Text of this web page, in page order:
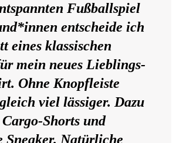
Fußballspiel
entscheide ich
eines klassischen
mein neues Lieblings-
Ohne Knopfleiste
viel lässiger. Dazu
Shorts und
Sneaker. Natürliche